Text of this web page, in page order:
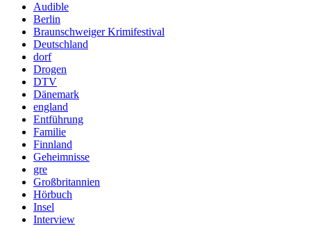
Audible
Berlin
Braunschweiger Krimifestival
Deutschland
dorf
Drogen
DTV
Dänemark
england
Entführung
Familie
Finnland
Geheimnisse
gre
Großbritannien
Hörbuch
Insel
Interview